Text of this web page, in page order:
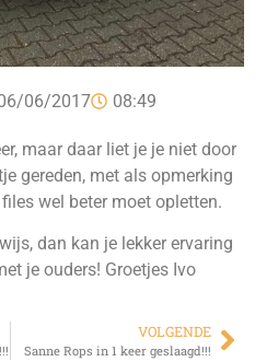
06/2017 08:49
maar daar liet je je niet door
gereden, met als opmerking
wel beter moet opletten.
dan kan je lekker ervaring
je ouders! Groetjes Ivo
VOLGENDE
Sanne Rops in 1 keer geslaagd!!!